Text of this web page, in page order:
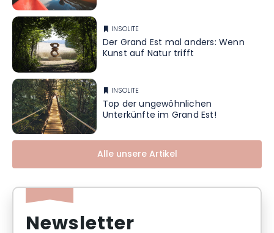
INSOLITE
Der Grand Est mal anders: Wenn
Kunst auf Natur trifft
INSOLITE
Top der ungewöhnlichen
Unterkünfte im Grand Est!
Alle unsere Artikel
Newsletter